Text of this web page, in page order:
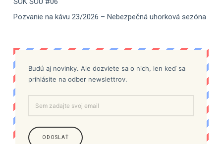
Pozvanie na kávu 23/2026 – Nebezpečná uhorková sezóna
Budú aj novinky. Ale dozviete sa o nich, len keď sa
prihlásite na odber newslettrov.